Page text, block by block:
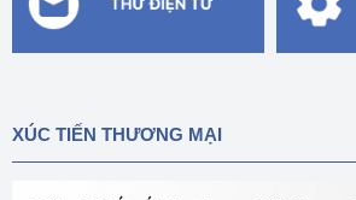
XÚC TIẾN THƯƠNG MẠI